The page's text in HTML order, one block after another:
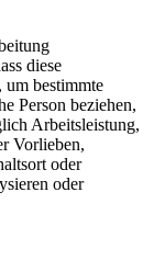
diese
um bestimmte
Person beziehen,
Arbeitsleistung,
Vorlieben,
oder
oder